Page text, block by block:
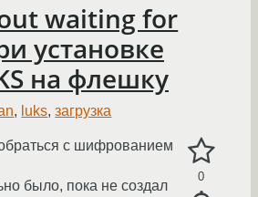
waiting for
установке
на флешку
, luks,загрузка
0
с шифрованием
было, пока не создал